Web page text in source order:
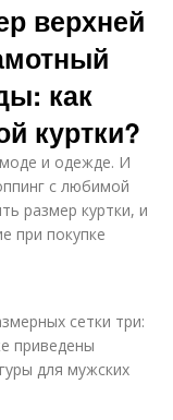
верхней
как
куртки?
и одежде. И
с любимой
размер куртки, и
при покупке
сетки три:
приведены
для мужских